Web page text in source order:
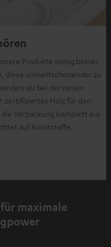
Produkte stetig besser
diese umweltschonender zu
wir bei der neuen
zertifiziertes Holz für den
Verpackung komplett aus
auf Kunststoffe.
maximale